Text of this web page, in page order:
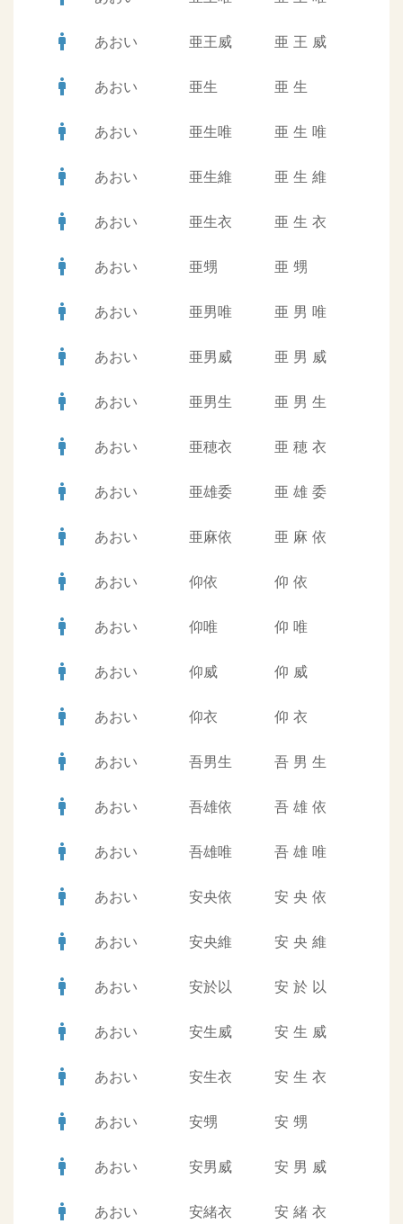
man あおい 亜王威 亜 王 威
man あおい 亜生 亜 生
man あおい 亜生唯 亜 生 唯
man あおい 亜生維 亜 生 維
man あおい 亜生衣 亜 生 衣
man あおい 亜甥 亜 甥
man あおい 亜男唯 亜 男 唯
man あおい 亜男威 亜 男 威
man あおい 亜男生 亜 男 生
man あおい 亜穂衣 亜 穂 衣
man あおい 亜雄委 亜 雄 委
man あおい 亜麻依 亜 麻 依
man あおい 仰依 仰 依
man あおい 仰唯 仰 唯
man あおい 仰威 仰 威
man あおい 仰衣 仰 衣
man あおい 吾男生 吾 男 生
man あおい 吾雄依 吾 雄 依
man あおい 吾雄唯 吾 雄 唯
man あおい 安央依 安 央 依
man あおい 安央維 安 央 維
man あおい 安於以 安 於 以
man あおい 安生威 安 生 威
man あおい 安生衣 安 生 衣
man あおい 安甥 安 甥
man あおい 安男威 安 男 威
man あおい 安緒衣 安 緒 衣